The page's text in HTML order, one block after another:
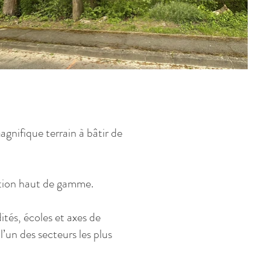
terrain à bâtir de
haut de gamme.
écoles et axes de
des secteurs les plus